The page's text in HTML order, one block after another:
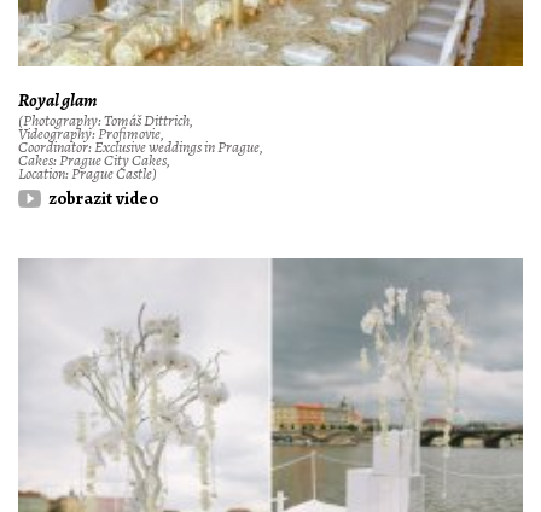
Royal glam
(Photography: Tomáš Dittrich,
Videography: Profimovie,
Coordinator: Exclusive weddings in Prague,
Cakes: Prague City Cakes,
Location: Prague Castle)
zobrazit video